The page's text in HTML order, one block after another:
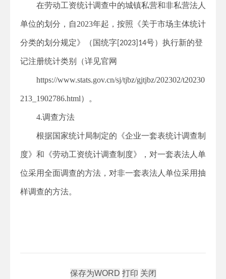
在劳动工资统计调查中的城镇私营和非私营法人
单位的划分， 自2023年起，按照《关于市场主体统计
分类的划分规定》（国统字 [2023]14号）执行新的登
记注册统计类别（详见官网
https://www.stats.gov.cn/sj/tjbz/gjtjbz/202302/t20230
213_1902786.html）。
4.调查方法
根据国家统计局制定的《企业一套表统计调查制
度》和《劳动工资统计调查制度》，对一套表法人单
位采用全面调查的方法，对非一套表法人单位采用抽
样调查的方法。